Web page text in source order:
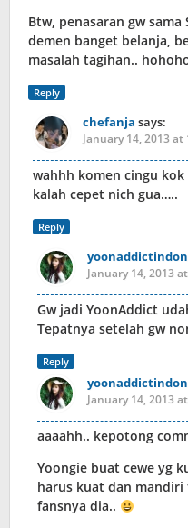
Btw, penasaran gw
demen banget belanja,
masalah tagihan..
Reply
chefanja says:
January 14, 2013 at
wahhh komen cingu
kalah cepet nich gua…..
Reply
January 14, 2013
Gw jadi YoonAddict
Tepatnya setelah gw
Reply
January 14, 2013
aaaahh.. kepotong
Yoongie buat cewe yg
harus kuat dan
fansnya dia..